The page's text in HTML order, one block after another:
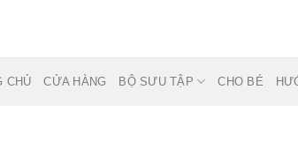
CHỦ CỬA HÀNG BỘ SƯU TẬP CHO BÉ